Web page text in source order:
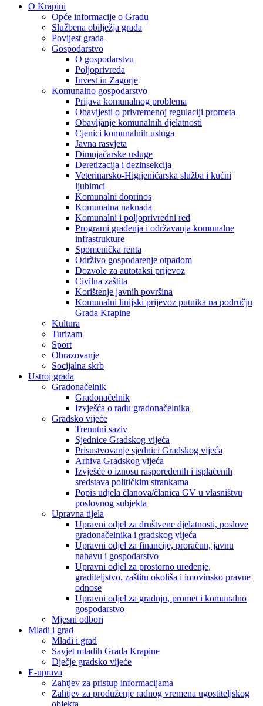
O Krapini
Opće informacije o Gradu
Službena obilježja grada
Povijest grada
Gospodarstvo
O gospodarstvu
Poljoprivreda
Invest in Zagorje
Komunalno gospodarstvo
Prijava komunalnog problema
Obavijesti o privremenoj regulaciji prometa
Obavljanje komunalnih djelatnosti
Cjenici komunalnih usluga
Javna rasvjeta
Dimnjačarske usluge
Deretizacija i dezinsekcija
Veterinarsko-Higijeničarska služba i kućni
ljubimci
Komunalni doprinos
Komunalna naknada
Komunalni i poljoprivredni red
Programi građenja i održavanja komunalne
infrastrukture
Spomenička renta
Održivo gospodarenje otpadom
Dozvole za autotaksi prijevoz
Civilna zaštita
Korištenje javnih površina
Komunalni linijski prijevoz putnika na području
Grada Krapine
Kultura
Turizam
Sport
Obrazovanje
Socijalna skrb
Ustroj grada
Gradonačelnik
Gradonačelnik
Izvješća o radu gradonačelnika
Gradsko vijeće
Trenutni saziv
Sjednice Gradskog vijeća
Prisustvovanje sjednici Gradskog vijeća
Arhiva Gradskog vijeća
Izvješće o iznosu raspoređenih i isplaćenih
sredstava političkim strankama
Popis udjela članova/članica GV u vlasništvu
poslovnog subjekta
Upravna tijela
Upravni odjel za društvene djelatnosti, poslove
gradonačelnika i gradskog vijeća
Upravni odjel za financije, proračun, javnu
nabavu i gospodarstvo
Upravni odjel za prostorno uređenje,
graditeljstvo, zaštitu okoliša i imovinsko pravne
odnose
Upravni odjel za gradnju, promet i komunalno
gospodarstvo
Mjesni odbori
Mladi i grad
Mladi i grad
Savjet mladih Grada Krapine
Dječje gradsko vijeće
E-uprava
Zahtjev za pristup informacijama
Zahtjev za produženje radnog vremena ugostiteljskog
objekta